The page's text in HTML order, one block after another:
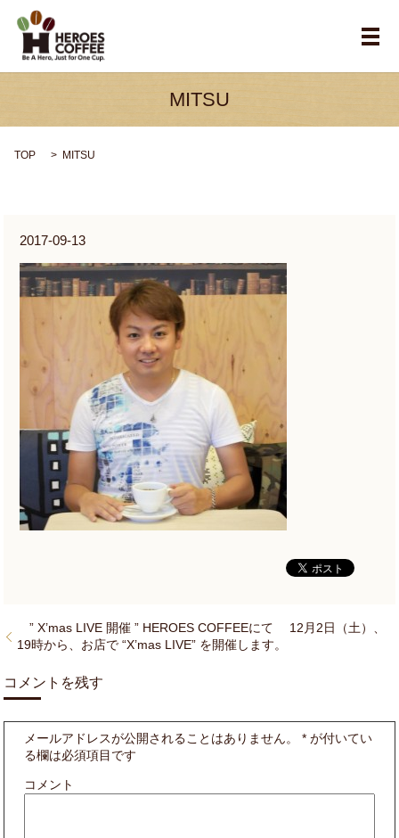
メ
MITSU
TOP MITSU
2017-09-13
” X’mas LIVE 開催 ” HEROES COFFEEにて 12月2日（土）、
19時から、お店で “X’mas LIVE” を開催します。
コメントを残す
メールアドレスが公開されることはありません。 * が付いてい
る欄は必須項目です
コメント